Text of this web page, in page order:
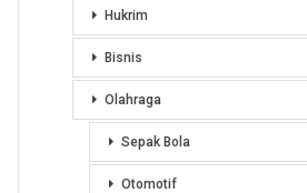
Hukrim
Bisnis
Olahraga
Sepak Bola
Otomotif